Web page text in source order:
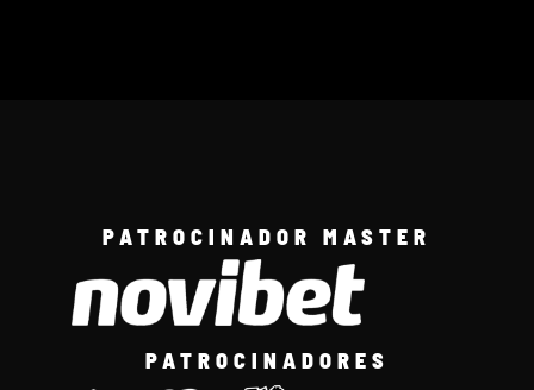
PATROCINADOR MASTER
PATROCINADORES